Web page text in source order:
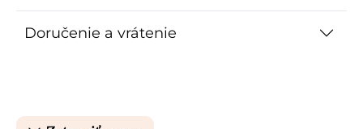
Doručenie a vrátenie